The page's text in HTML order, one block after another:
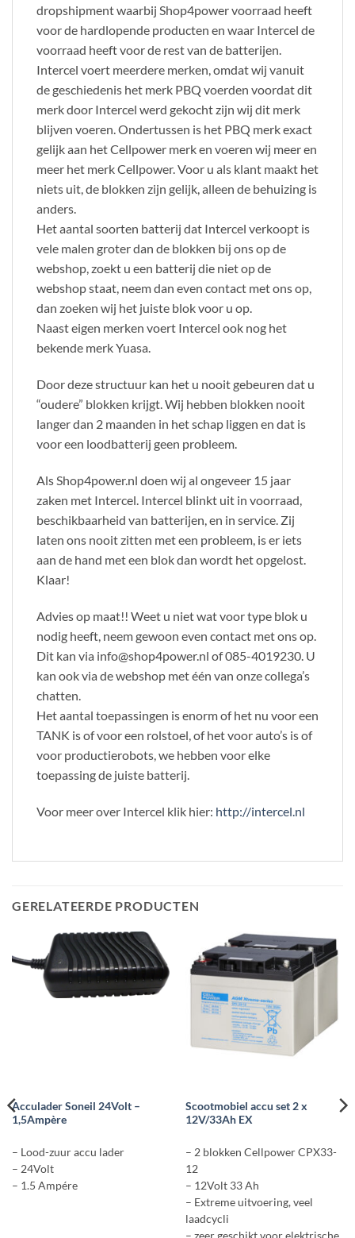
dropshipment waarbij Shop4power voorraad heeft
voor de hardlopende producten en waar Intercel de
voorraad heeft voor de rest van de batterijen.
Intercel voert meerdere merken, omdat wij vanuit
de geschiedenis het merk PBQ voerden voordat dit
merk door Intercel werd gekocht zijn wij dit merk
blijven voeren. Ondertussen is het PBQ merk exact
gelijk aan het Cellpower merk en voeren wij meer en
meer het merk Cellpower. Voor u als klant maakt het
niets uit, de blokken zijn gelijk, alleen de behuizing is
anders.
Het aantal soorten batterij dat Intercel verkoopt is
vele malen groter dan de blokken bij ons op de
webshop, zoekt u een batterij die niet op de
webshop staat, neem dan even contact met ons op,
dan zoeken wij het juiste blok voor u op.
Naast eigen merken voert Intercel ook nog het
bekende merk Yuasa.
Door deze structuur kan het u nooit gebeuren dat u
“oudere” blokken krijgt. Wij hebben blokken nooit
langer dan 2 maanden in het schap liggen en dat is
voor een loodbatterij geen probleem.
Als Shop4power.nl doen wij al ongeveer 15 jaar
zaken met Intercel. Intercel blinkt uit in voorraad,
beschikbaarheid van batterijen, en in service. Zij
laten ons nooit zitten met een probleem, is er iets
aan de hand met een blok dan wordt het opgelost.
Klaar!
Advies op maat!! Weet u niet wat voor type blok u
nodig heeft, neem gewoon even contact met ons op.
Dit kan via info@shop4power.nl of 085-4019230. U
kan ook via de webshop met één van onze collega’s
chatten.
Het aantal toepassingen is enorm of het nu voor een
TANK is of voor een rolstoel, of het voor auto’s is of
voor productierobots, we hebben voor elke
toepassing de juiste batterij.
Voor meer over Intercel klik hier: http://intercel.nl
GERELATEERDE PRODUCTEN
Acculader Soneil 24Volt –
1,5Ampère
– Lood-zuur accu lader
– 24Volt
– 1.5 Ampére
Scootmobiel accu set 2 x
12V/33Ah EX
– 2 blokken Cellpower CPX33-
12
– 12Volt 33 Ah
– Extreme uitvoering, veel
laadcycli
– zeer geschikt voor elektrische